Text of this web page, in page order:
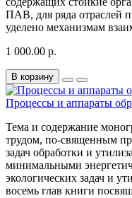
ПАВ, для ряда отраслей
уделено механизмам
1 000.00 р.
В корзину
Процессы и аппараты
Тема и содержание
трудом, по-священным
задач обработки и
минимальными
экологических задач и
восемь глав книги